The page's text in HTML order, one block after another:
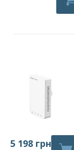
5 198 грн